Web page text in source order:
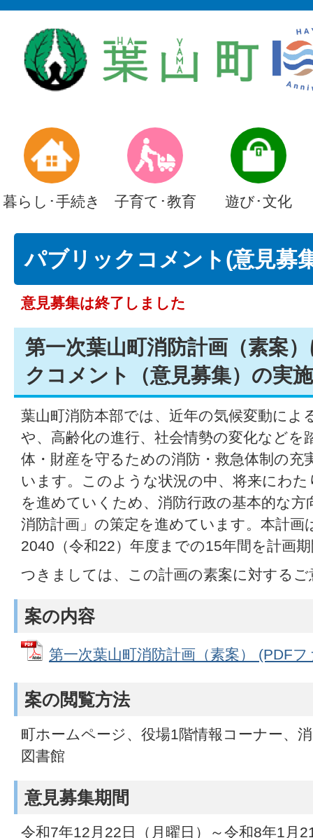
暮らし･手続き 子育て･教育 遊び･文化
パブリックコメント(意見募
意見募集は終了しました
第一次葉山町消防計画（素案
クコメント（意見募集）の実
葉山町消防本部では、近年の気候変動によ
や、高齢化の進行、社会情勢の変化などを
体・財産を守るための消防・救急体制の充
います。このような状況の中、将来にわ
を進めていくため、消防行政の基本的な方
消防計画」の策定を進めています。本計画
2040（令和22）年度までの15年間を計画
つきましては、この計画の素案に対する
案の内容
第一次葉山町消防計画（素案） (PDF
案の閲覧方法
町ホームページ、役場1階情報コーナー、
図書館
意見募集期間
令和7年12月22日（月曜日）～令和8年1月